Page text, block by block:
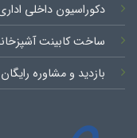
دکوراسیون داخلی
ساخت کابینت
بازدید و مشاوره رایگان